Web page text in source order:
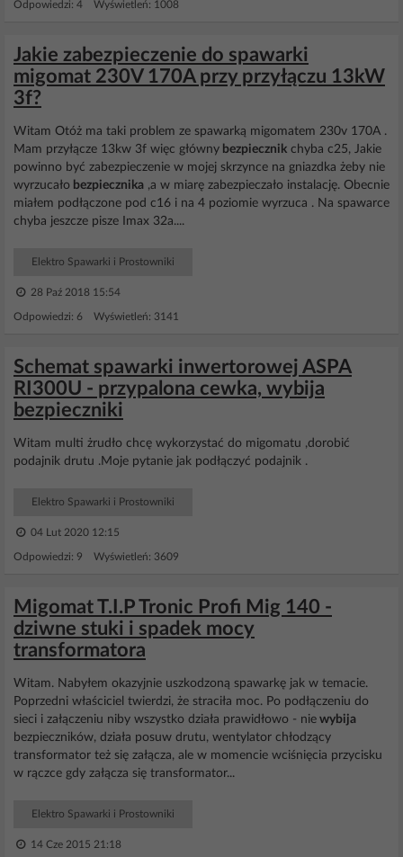
Odpowiedzi: 4 Wyświetleń: 1008
Jakie zabezpieczenie do spawarki
migomat 230V 170A przy przyłączu 13kW
3f?
Witam Otóż ma taki problem ze spawarką migomatem 230v 170A .
Mam przyłącze 13kw 3f więc główny bezpiecznik chyba c25, Jakie
powinno być zabezpieczenie w mojej skrzynce na gniazdka żeby nie
wyrzucało bezpiecznika ,a w miarę zabezpieczało instalację. Obecnie
miałem podłączone pod c16 i na 4 poziomie wyrzuca . Na spawarce
chyba jeszcze pisze Imax 32a....
Elektro Spawarki i Prostowniki
28 Paź 2018 15:54
Odpowiedzi: 6 Wyświetleń: 3141
Schemat spawarki inwertorowej ASPA
RI300U - przypalona cewka, wybija
bezpieczniki
Witam multi żrudło chcę wykorzystać do migomatu ,dorobić
podajnik drutu .Moje pytanie jak podłączyć podajnik .
Elektro Spawarki i Prostowniki
04 Lut 2020 12:15
Odpowiedzi: 9 Wyświetleń: 3609
Migomat T.I.P Tronic Profi Mig 140 -
dziwne stuki i spadek mocy
transformatora
Witam. Nabyłem okazyjnie uszkodzoną spawarkę jak w temacie.
Poprzedni właściciel twierdzi, że straciła moc. Po podłączeniu do
sieci i załączeniu niby wszystko działa prawidłowo - nie wybija
bezpieczników, działa posuw drutu, wentylator chłodzący
transformator też się załącza, ale w momencie wciśnięcia przycisku
w rączce gdy załącza się transformator...
Elektro Spawarki i Prostowniki
14 Cze 2015 21:18